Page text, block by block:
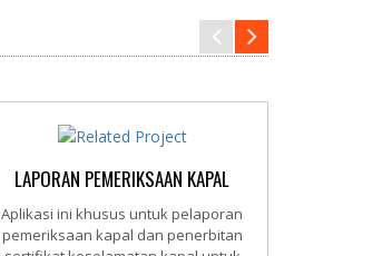
LAPORAN PEMERIKSAAN KAPAL
Aplikasi ini khusus untuk pelaporan
pemeriksaan kapal dan penerbitan